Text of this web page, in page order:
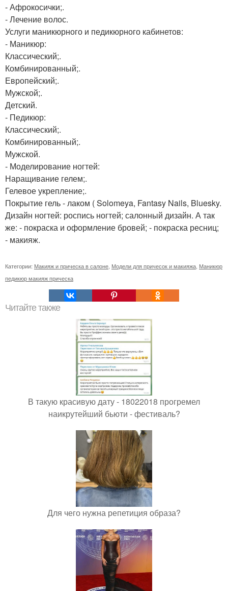
- Афрокосички;.
- Лечение волос.
Услуги маникюрного и педикюрного кабинетов:
- Маникюр:
Классический;.
Комбинированный;.
Европейский;.
Мужской;.
Детский.
- Педикюр:
Классический;.
Комбинированный;.
Мужской.
- Моделирование ногтей:
Наращивание гелем;.
Гелевое укрепление;.
Покрытие гель - лаком ( Solomeya, Fantasy Nails, Bluesky.
Дизайн ногтей: роспись ногтей; салонный дизайн. А так
же: - покраска и оформление бровей; - покраска ресниц;
- макияж.
Категории: Макияж и прическа в салоне Модели для причесок и макияжа Маникюр
педикюр макияж прическа
Читайте также
В такую красивую дату - 18022018 прогремел
наикрутейший бьюти - фестиваль?
Для чего нужна репетиция образа?